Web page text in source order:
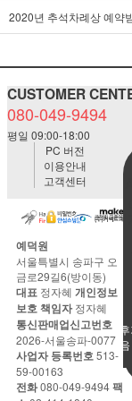
2020년 추석차례상 예약
CUSTOMER
080-049-9494
평일 09:00-18:00
사용후
음
PC 버전
이용안내
고객센터
예덕원
서울특별시 송파구 오
금로29길6(방이동)
대표 정자혜 개인정보
보호 책임자정자혜
통신판매업신고번호
2026-서울송파-0077
사업자 등록번호513-
59-00163
전화080-049-9494팩